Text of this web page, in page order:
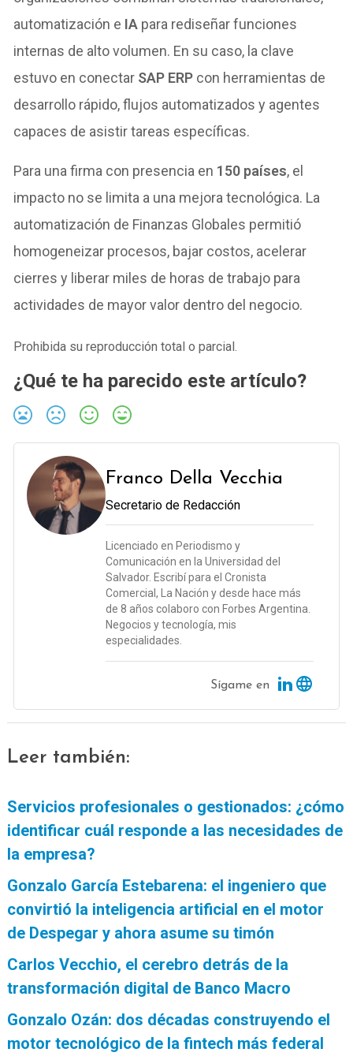
automatización e IA para rediseñar funciones
internas de alto volumen. En su caso, la clave
estuvo en conectar SAP ERP con herramientas de
desarrollo rápido, flujos automatizados y agentes
capaces de asistir tareas específicas.
Para una firma con presencia en 150 países, el
impacto no se limita a una mejora tecnológica. La
automatización de Finanzas Globales permitió
homogeneizar procesos, bajar costos, acelerar
cierres y liberar miles de horas de trabajo para
actividades de mayor valor dentro del negocio.
Prohibida su reproducción total o parcial.
¿Qué te ha parecido este artículo?
Franco Della Vecchia
Secretario de Redacción
Licenciado en Periodismo y
Comunicación en la Universidad del
Salvador. Escribí para el Cronista
Comercial, La Nación y desde hace más
de 8 años colaboro con Forbes Argentina.
Negocios y tecnología, mis
especialidades.
Sígame en
Leer también:
Servicios profesionales o gestionados: ¿cómo
identificar cuál responde a las necesidades de
la empresa?
Gonzalo García Estebarena: el ingeniero que
convirtió la inteligencia artificial en el motor
de Despegar y ahora asume su timón
Carlos Vecchio, el cerebro detrás de la
transformación digital de Banco Macro
Gonzalo Ozán: dos décadas construyendo el
motor tecnológico de la fintech más federal